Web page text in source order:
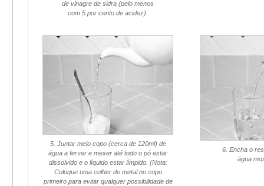
de vinagre de sidra (pelo menos
com 5 por cento de acidez).
5. Juntar meio copo (cerca de 120ml) de
água a ferver e mexer até todo o pó estar
dissolvido e o líquido estar límpido. (Nota:
Coloque uma colher de metal no copo
primeiro para evitar qualquer possibilidade de
6. Encha o
água